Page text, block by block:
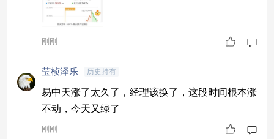
刚刚
莹桢泽乐 历史持有
易中天涨了太久了，经理该换了，这段时间根本涨
不动，今天又绿了
刚刚